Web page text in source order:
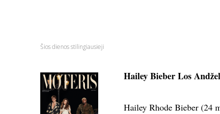
Šios dienos stilingiausieji
Hailey Bieber Los
Hailey Rhode Bieber (24